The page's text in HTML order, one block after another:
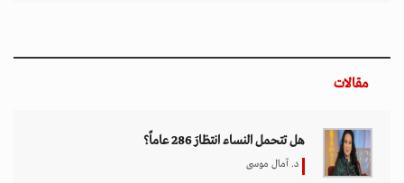
مقالات
هل تتحمل النساء انتظارَ 286 عاماً؟
د. آمال موسى